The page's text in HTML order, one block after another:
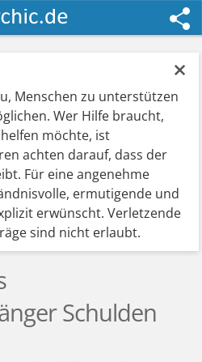
×
Menschen zu unterstützen
Wer Hilfe braucht,
möchte, ist
achten darauf, dass der
Für eine angenehme
ermutigende und
erwünscht. Verletzende
sind nicht erlaubt.
Schulden